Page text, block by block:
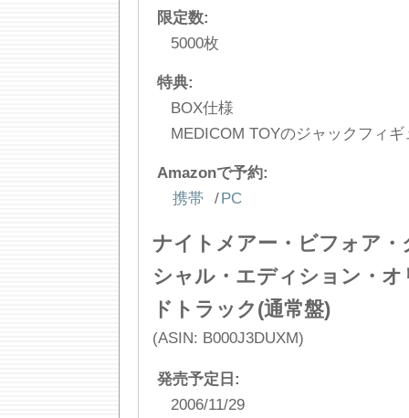
限定数:
5000枚
特典:
BOX仕様
MEDICOM TOYのジャックフィ
Amazonで予約:
携帯
/PC
ナイトメアー・ビフォア
シャル・エディション・
ドトラック(通常盤)
(ASIN: B000J3DUXM)
発売予定日:
2006/11/29